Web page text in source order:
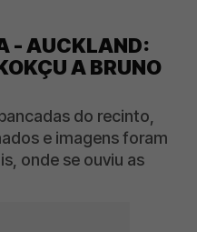
- AUCKLAND:
A BRUNO
do recinto,
e imagens foram
onde se ouviu as